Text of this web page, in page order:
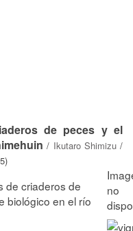
de peces y el
/ Ikutaro Shimizu/
de criaderos de
biológico en el río